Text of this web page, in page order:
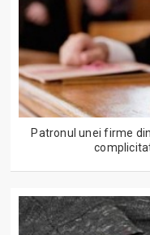
Patronul unei firme